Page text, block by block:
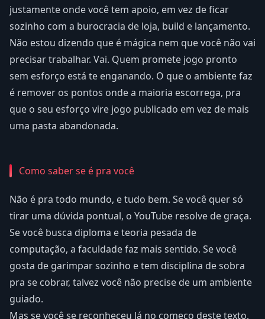
justamente onde você tem apoio, em vez de ficar
sozinho com a burocracia de loja, build e lançamento.
Não estou dizendo que é mágica nem que você não vai
precisar trabalhar. Vai. Quem promete jogo pronto
sem esforço está te enganando. O que o ambiente faz
é remover os pontos onde a maioria escorrega, pra
que o seu esforço vire jogo publicado em vez de mais
uma pasta abandonada.
Como saber se é pra você
Não é pra todo mundo, e tudo bem. Se você quer só
tirar uma dúvida pontual, o YouTube resolve de graça.
Se você busca diploma e teoria pesada de
computação, a faculdade faz mais sentido. Se você
gosta de garimpar sozinho e tem disciplina de sobra
pra se cobrar, talvez você não precise de um ambiente
guiado.
Mas se você se reconheceu lá no começo deste texto,